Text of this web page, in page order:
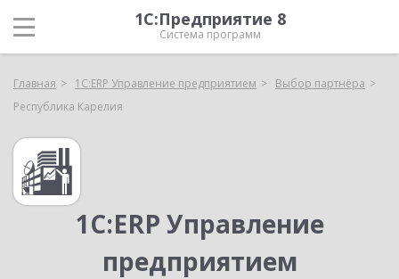
1С:Предприятие 8
Система программ
Главная 1С:ERP Управление предприятием
Выбор партнёра
Республика Карелия
1С:ERP Управление
предприятием